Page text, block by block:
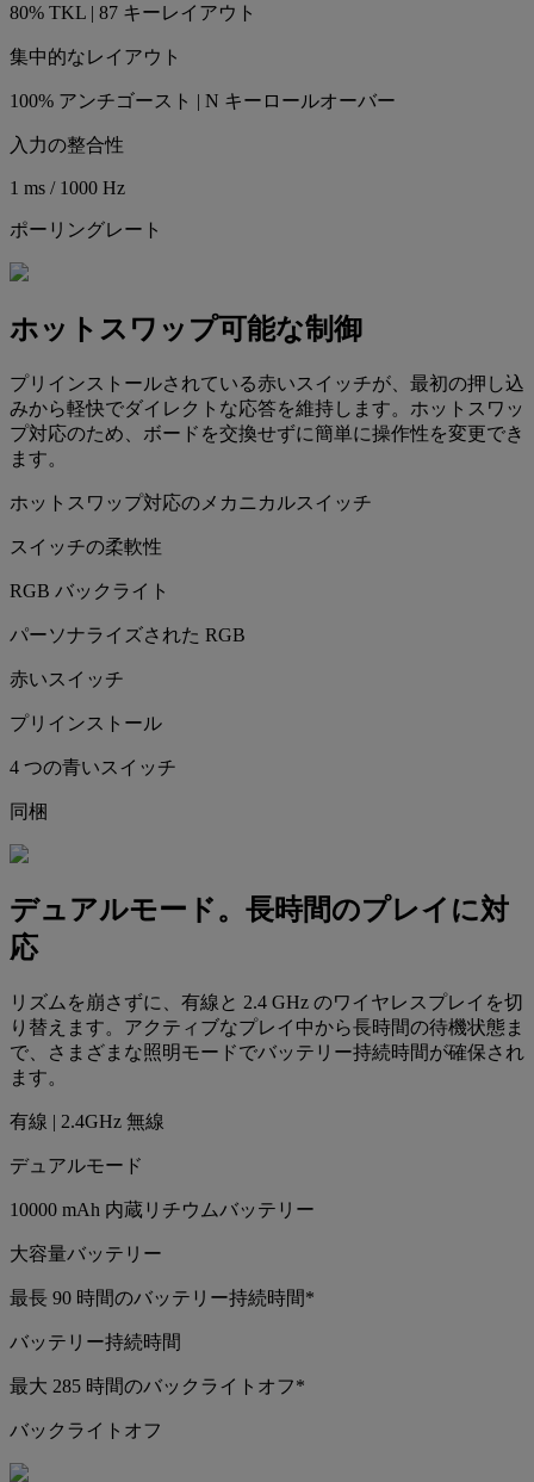
80% TKL | 87 キーレイアウト
集中的なレイアウト
100% アンチゴースト | N キーロールオーバー
入力の整合性
1 ms / 1000 Hz
ポーリングレート
ホットスワップ可能な制御
プリインストールされている赤いスイッチが、最初の押し込
みから軽快でダイレクトな応答を維持します。ホットスワッ
プ対応のため、ボードを交換せずに簡単に操作性を変更でき
ます。
ホットスワップ対応のメカニカルスイッチ
スイッチの柔軟性
RGB バックライト
パーソナライズされた RGB
赤いスイッチ
プリインストール
4 つの青いスイッチ
同梱
デュアルモード。長時間のプレイに対
応
リズムを崩さずに、有線と 2.4 GHz のワイヤレスプレイを切
り替えます。アクティブなプレイ中から長時間の待機状態ま
で、さまざまな照明モードでバッテリー持続時間が確保され
ます。
有線 | 2.4GHz 無線
デュアルモード
10000 mAh 内蔵リチウムバッテリー
大容量バッテリー
最長 90 時間のバッテリー持続時間*
バッテリー持続時間
最大 285 時間のバックライトオフ*
バックライトオフ